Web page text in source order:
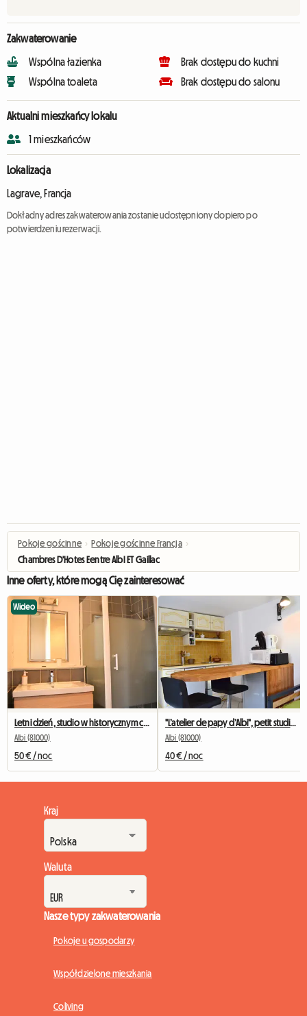
Zakwaterowanie
Wspólna łazienka
Wspólna toaleta
Brak dostępu do kuchni
Brak dostępu do salonu
Aktualni mieszkańcy lokalu
1 mieszkańców
Lokalizacja
Lagrave, Francja
Dokładny adres zakwaterowania zostanie udostępniony dopiero po
potwierdzeniu rezerwacji.
Pokoje gościnne › Pokoje gościnne Francja ›
Chambres D'Hotes Eentre AlbI ET Gaillac
Inne oferty, które mogą Cię zainteresować
Wideo
Albi (81000)
50 € / noc
"L’atelier de papy d’Albi", petit studio très calme
Albi (81000)
40 € / noc
Kraj
Waluta
Nasze typy zakwaterowania
Pokoje u gospodarzy
Współdzielone mieszkania
Coliving